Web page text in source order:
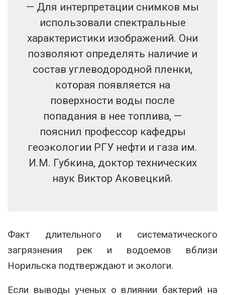
— Для интерпретации снимков мы
использовали спектральные
характеристики изображений. Они
позволяют определять наличие и
состав углеводородной пленки,
которая появляется на
поверхности воды после
попадания в нее топлива, —
пояснил профессор кафедры
геоэкологии РГУ нефти и газа им.
И.М. Губкина, доктор технических
наук Виктор Аковецкий.
Факт длительного и систематического
загрязнения рек и водоемов вблизи
Норильска подтверждают и экологи.
Если выводы ученых о влиянии бактерий на